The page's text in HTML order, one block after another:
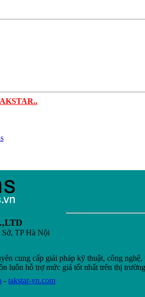
TP Hà Nội
cung cấp giải pháp kỹ thuật, công
luôn hỗ trợ mức giá tốt nhất trên thị
- takstar-vn.com